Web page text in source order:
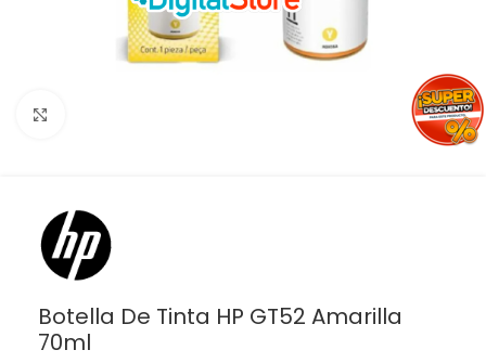
Botella De Tinta HP GT52 Amarilla
70ml